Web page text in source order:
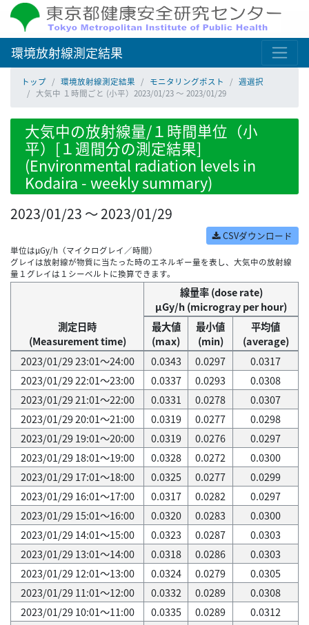
環境放射線測定結果
トップ 環境放射線測定結果 モニタリングポスト
週選択
大気中 １時間ごと (小平）2023/01/23 ～ 2023/01/29
大気中の放射線量/１時間単位（小
平）[１週間分の測定結果]
(Environmental radiation levels in
Kodaira - weekly summary)
2023/01/23 ～ 2023/01/29
CSVダウンロード
単位はμGy/h（マイクログレイ／時間）
グレイは放射線が物質に当たった時のエネルギー量を表し、大気中の放射線
量１グレイは１シーベルトに換算できます。
測定日時
(Measurement time)
線量率 (dose rate)
μGy/h (microgray per hour)
最大値
(max)
最小値
(min)
平均値
(average)
2023/01/29 23:01～24:00
0.0343 0.0297
0.0317
2023/01/29 22:01～23:00
0.0337 0.0293
0.0308
2023/01/29 21:01～22:00
0.0331 0.0278
0.0307
2023/01/29 20:01～21:00
0.0319 0.0277
0.0298
2023/01/29 19:01～20:00
0.0319 0.0276
0.0297
2023/01/29 18:01～19:00
0.0328 0.0272
0.0300
2023/01/29 17:01～18:00
0.0325 0.0277
0.0299
2023/01/29 16:01～17:00
0.0317 0.0282
0.0297
2023/01/29 15:01～16:00
0.0320 0.0283
0.0300
2023/01/29 14:01～15:00
0.0323 0.0287
0.0303
2023/01/29 13:01～14:00
0.0318 0.0286
0.0303
2023/01/29 12:01～13:00
0.0324 0.0279
0.0305
2023/01/29 11:01～12:00
0.0332 0.0289
0.0308
2023/01/29 10:01～11:00
0.0335 0.0289
0.0312